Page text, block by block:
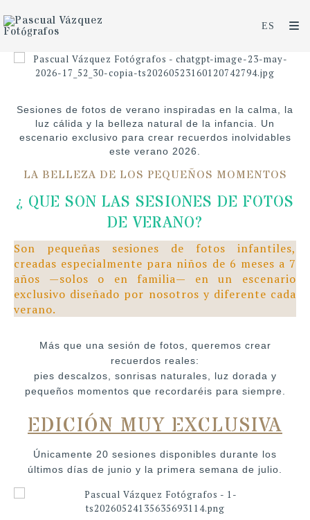
Sesiones de fotos de verano inspiradas en la calma, la
luz cálida y la belleza natural de la infancia. Un
escenario exclusivo para crear recuerdos inolvidables
este verano 2026.
LA BELLEZA DE LOS PEQUEÑOS MOMENTOS
¿ QUE SON LAS SESIONES DE FOTOS
DE VERANO?
Son pequeñas sesiones de fotos infantiles,
creadas especialmente para niños de 6 meses a 7
años —solos o en familia— en un escenario
exclusivo diseñado por nosotros y diferente cada
verano.
Más que una sesión de fotos, queremos crear
recuerdos reales:
pies descalzos, sonrisas naturales, luz dorada y
pequeños momentos que recordaréis para siempre.
EDICIÓN MUY EXCLUSIVA
Únicamente 20 sesiones disponibles durante los
últimos días de junio y la primera semana de julio.